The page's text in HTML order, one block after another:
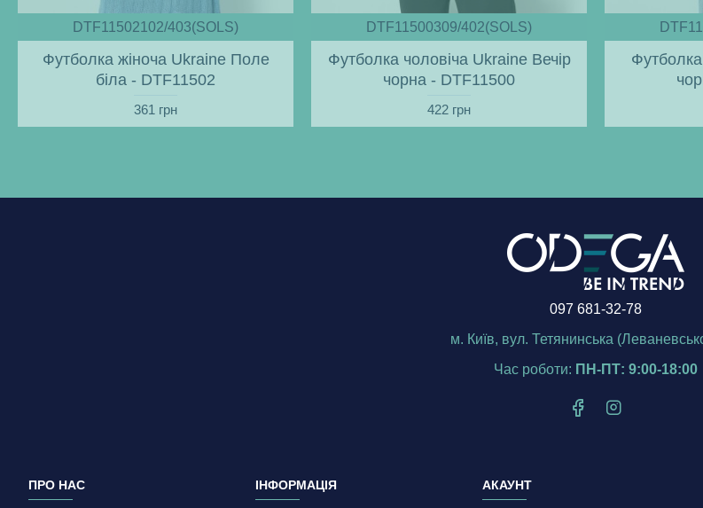
DTF11502102/403(SOLS)
Футболка жіноча Ukraine Поле
біла - DTF11502
361 грн
DTF11500309/402(SOLS)
Футболка чоловіча Ukraine Вечір
чорна - DTF11500
422 грн
Футболка
097 681-32-78
м. Київ, вул. Тетянинська
Час роботи: ПН-ПТ: 9:00-18:00
ПРО НАС ІНФОРМАЦІЯ АКАУНТ